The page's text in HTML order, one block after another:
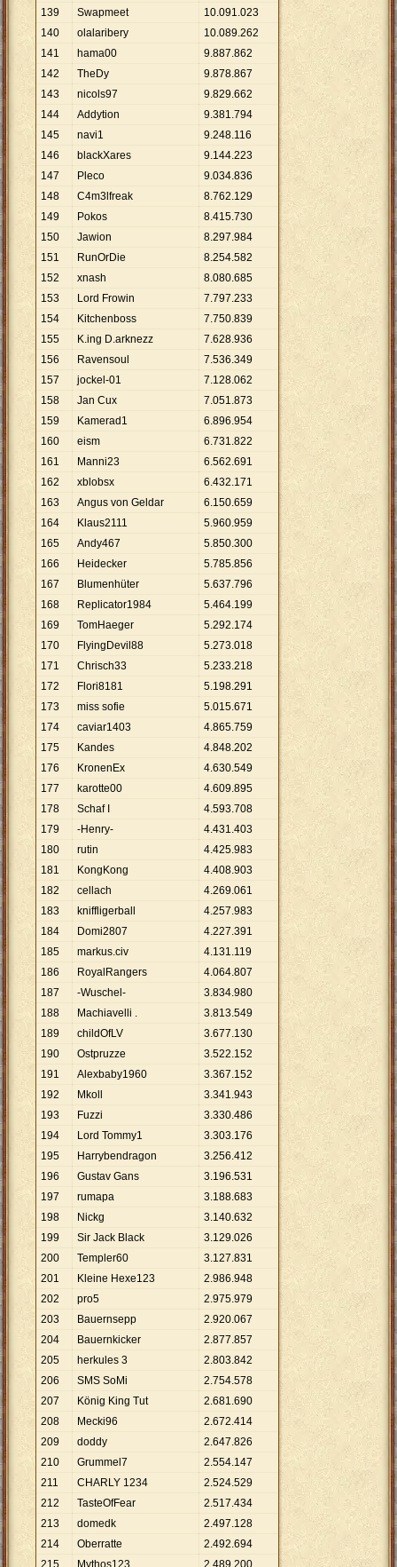
139
Swapmeet 10.091.023
140
olalaribery 10.089.262
141
hama00 9.887.862
142
TheDy 9.878.867
143
nicols97 9.829.662
144
Addytion 9.381.794
145
navi1 9.248.116
146
blackXares 9.144.223
147
Pleco 9.034.836
148
C4m3lfreak 8.762.129
149
Pokos 8.415.730
150
Jawion 8.297.984
151
RunOrDie 8.254.582
152
xnash 8.080.685
153
Lord Frowin 7.797.233
154
Kitchenboss 7.750.839
155
K.ing D.arknezz 7.628.936
156
Ravensoul 7.536.349
157
jockel-01 7.128.062
158
Jan Cux 7.051.873
159
Kamerad1 6.896.954
160
eism 6.731.822
161
Manni23 6.562.691
162
xblobsx 6.432.171
163
Angus von Geldar 6.150.659
164
Klaus2111 5.960.959
165
Andy467 5.850.300
166
Heidecker 5.785.856
167
Blumenhüter 5.637.796
168
Replicator1984 5.464.199
169
TomHaeger 5.292.174
170
FlyingDevil88 5.273.018
171
Chrisch33 5.233.218
172
Flori8181 5.198.291
173
miss sofie 5.015.671
174
caviar1403 4.865.759
175
Kandes 4.848.202
176
KronenEx 4.630.549
177
karotte00 4.609.895
178
Schaf I 4.593.708
179
-Henry- 4.431.403
180
rutin 4.425.983
181
KongKong 4.408.903
182
cellach 4.269.061
183
kniffligerball 4.257.983
184
Domi2807 4.227.391
185
markus.civ 4.131.119
186
RoyalRangers 4.064.807
187
-Wuschel- 3.834.980
188
Machiavelli . 3.813.549
189
childOfLV 3.677.130
190
Ostpruzze 3.522.152
191
Alexbaby1960 3.367.152
192
Mkoll 3.341.943
193
Fuzzi 3.330.486
194
Lord Tommy1 3.303.176
195
Harrybendragon 3.256.412
196
Gustav Gans 3.196.531
197
rumapa 3.188.683
198
Nickg 3.140.632
199
Sir Jack Black 3.129.026
200
Templer60 3.127.831
201
Kleine Hexe123 2.986.948
202
pro5 2.975.979
203
Bauernsepp 2.920.067
204
Bauernkicker 2.877.857
205
herkules 3 2.803.842
206
SMS SoMi 2.754.578
207
König King Tut 2.681.690
208
Mecki96 2.672.414
209
doddy 2.647.826
210
Grummel7 2.554.147
211
CHARLY 1234 2.524.529
212
TasteOfFear 2.517.434
213
domedk 2.497.128
214
Oberratte 2.492.694